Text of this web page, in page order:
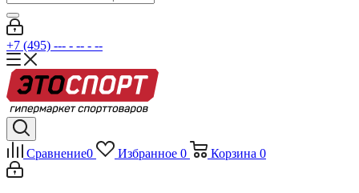
+7 (495) --- - -- - --
Сравнение0 Избранное 0 Корзина 0